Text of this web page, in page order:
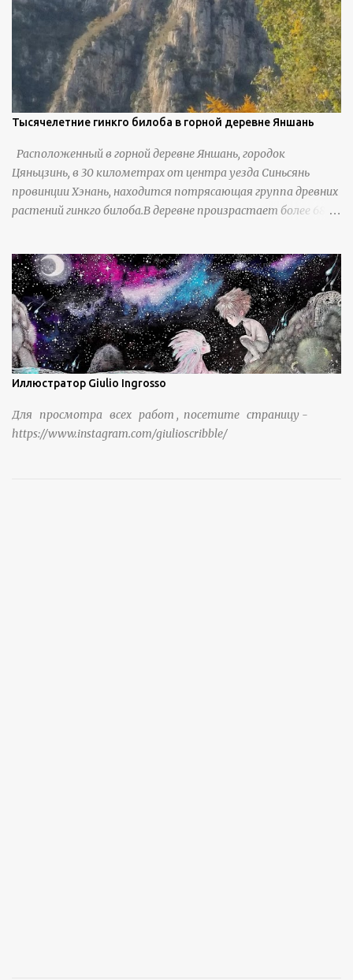
Тысячелетние гинкго билоба в горной деревне Яншань
Расположенный в горной деревне Яншань, городок
Цяньцзинь, в 30 километрах от центра уезда Синьсянь
провинции Хэнань, находится потрясающая группа древних
растений гинкго билоба.В деревне произрастает более 6800
тысячи лет. источник
https://www.sohu.com/a/951672917_121984853
Иллюстратор Giulio Ingrosso
Для просмотра всех работ , посетите страницу -
https://www.instagram.com/giulioscribble/